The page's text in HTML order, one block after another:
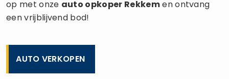
op met onze auto opkoper Rekkemen ontvang
een vrijblijvend bod!
AUTO VERKOPEN